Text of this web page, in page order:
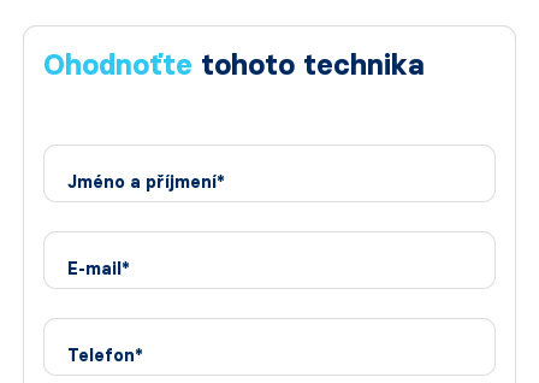
Ohodnoťte tohoto technika
Jméno a příjmení*
E-mail*
Telefon*